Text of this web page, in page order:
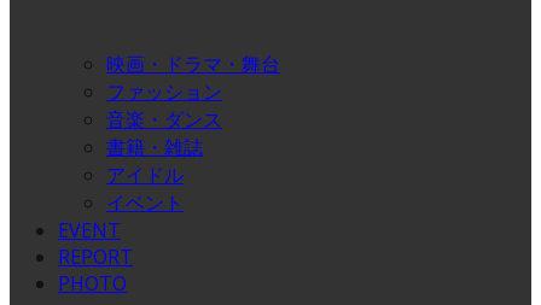
映画・ドラマ・舞台
ファッション
音楽・ダンス
書籍・雑誌
アイドル
イベント
EVENT
REPORT
PHOTO